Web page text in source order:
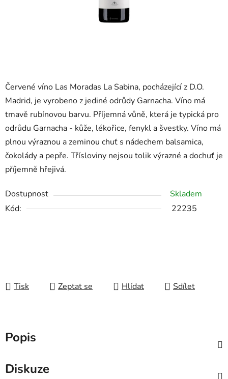
Červené víno Las Moradas La Sabina, pocházející z D.O.
Madrid, je vyrobeno z jediné odrůdy Garnacha. Víno má
tmavě rubínovou barvu. Příjemná vůně, která je typická pro
odrůdu Garnacha - kůže, lékořice, fenykl a švestky. Víno má
plnou výraznou a zeminou chuť s nádechem balsamica,
čokolády a pepře. Třísloviny nejsou tolik výrazné a dochuť je
příjemně hřejivá.
Dostupnost
Skladem
Kód:
22235
Tisk Zeptat se Hlídat Sdílet
Popis
Diskuze